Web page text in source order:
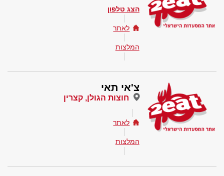
הצג טלפון
לאתר
המלצות
צ'אי תאי
חוצות הגולן, קצרין
לאתר
המלצות